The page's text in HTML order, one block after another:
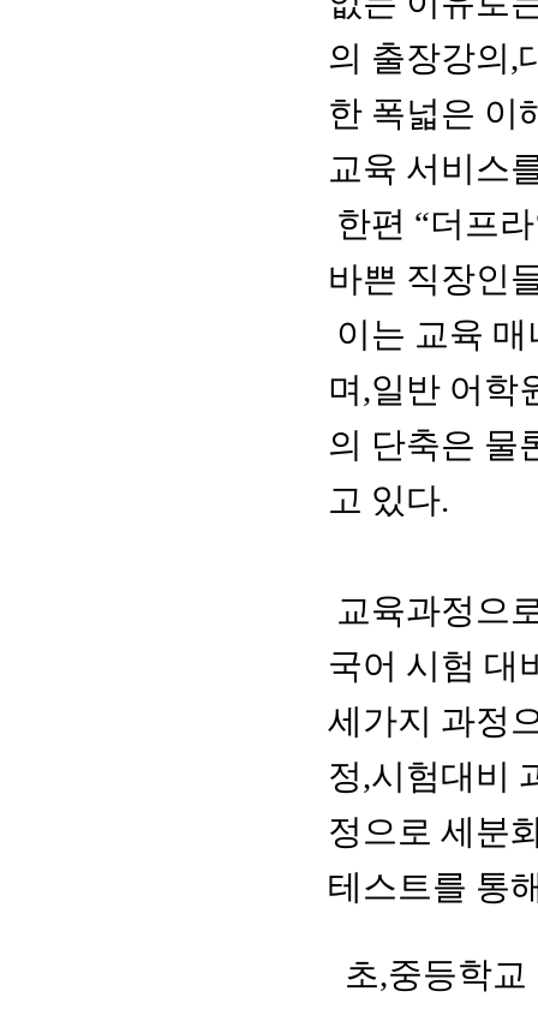
의 출장강의,
한 폭넓은 이
교육 서비스
한편 “더프
바쁜 직장인
이는 교육
며,일반 어학
의 단축은 물
고 있다.
교육과정으
국어 시험 대
세가지 과정
정,시험대비
정으로 세분
테스트를 통
초,중등학